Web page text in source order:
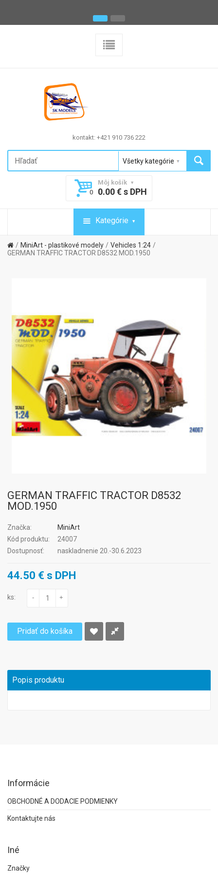
kontakt: +421 910 736 222
Môj košík
0
0.00 € s DPH
Kategórie
MiniArt - plastikové modely
Vehicles 1:24
GERMAN TRAFFIC TRACTOR D8532 MOD.1950
GERMAN TRAFFIC TRACTOR D8532
MOD.1950
Značka:
MiniArt
Kód produktu:
24007
Dostupnosť:
naskladnenie 20.-30.6.2023
44.50 € s DPH
ks: - +
Pridať do košíka
Popis produktu
Informácie
OBCHODNÉ A DODACIE PODMIENKY
Kontaktujte nás
Iné
Značky